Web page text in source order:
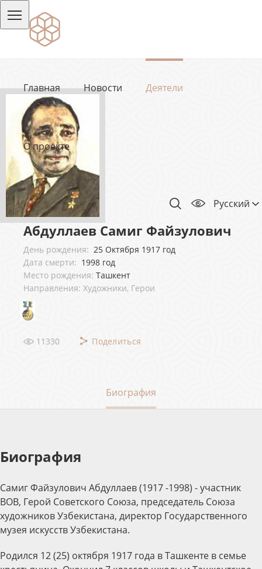
Главная Новости Деятели
О проекте
Русский
Абдуллаев Самиг Файзулович
День рождения: 25 Октября 1917 год
Дата смерти: 1998 год
Место рождения: Ташкент
Направления: Художники, Герои
11330 Поделиться
Биография
Биография
Самиг Файзулович Абдуллаев (1917 -1998) - участник
ВОВ, Герой Советского Союза, председатель Союза
художников Узбекистана, директор Государственного
музея искусств Узбекистана.
Родился 12 (25) октября 1917 года в Ташкенте в семье